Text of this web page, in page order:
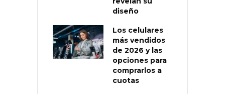
diseño
Los celulares
más vendidos
de 2026 y las
opciones para
comprarlos a
cuotas